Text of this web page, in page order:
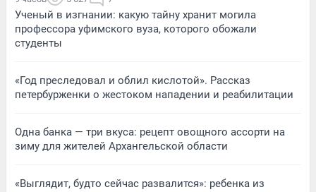
Ученый в изгнании: какую тайну хранит могила
профессора уфимского вуза, которого обожали
студенты
«Год преследовал и облил кислотой». Рассказ
петербурженки о жестоком нападении и реабилитации
Одна банка — три вкуса: рецепт овощного ассорти на
зиму для жителей Архангельской области
«Выглядит, будто сейчас развалится»: ребенка из